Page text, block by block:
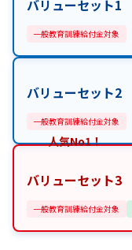
バリューセット1
一般教育訓練給付金対象
バリューセット2
一般教育訓練給付金対象
人気No1！
バリューセット3
一般教育訓練給付金対象